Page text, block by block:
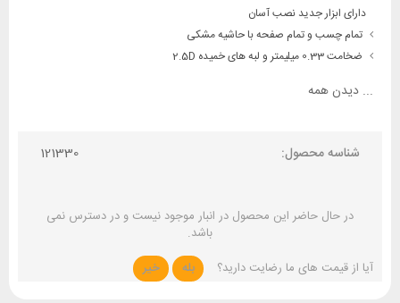
دارای ابزار جدید نصب آسان
تمام چسب و تمام صفحه با حاشیه مشکی
ضخامت 0.33 میلیمتر و لبه های خمیده 2.5D
... دیدن همه
شناسه محصول: 121330
در حال حاضر این محصول در انبار موجود نیست و در دسترس نمی
باشد.
آیا از قیمت های ما رضایت دارید؟
بله خیر